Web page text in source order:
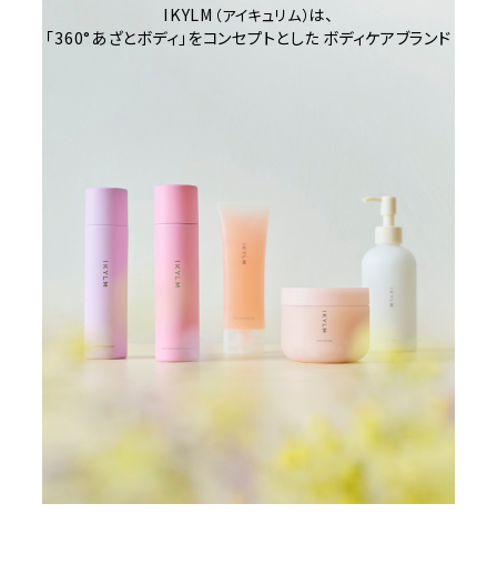
IKYLM （アイキュリム） は、
「360°あざとボディ」をコンセプトとした ボディケアブランド